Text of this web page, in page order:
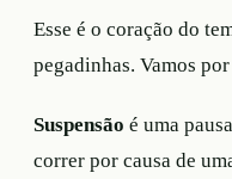
Esse é o coração do
pegadinhas. Vamos
Suspensão é uma
correr por causa de